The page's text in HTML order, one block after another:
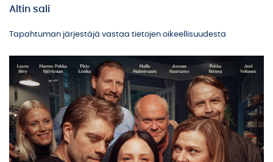
Altin sali
Tapahtuman järjestäjä vastaa tietojen oikeellisuudesta